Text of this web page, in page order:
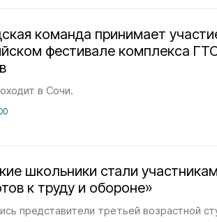
команда принимает
фестивале комплекса
в Сочи.
школьники стали
к труду и обороне»
представители третьей возрастной